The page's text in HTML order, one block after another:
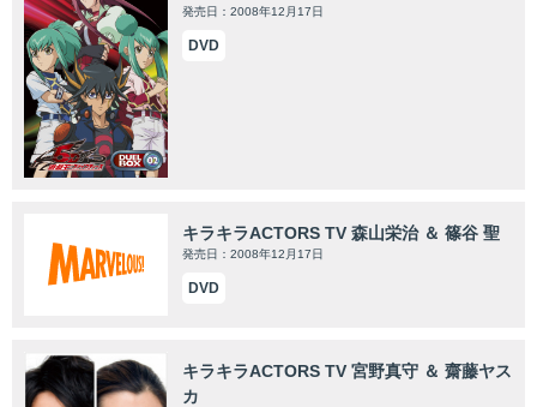
発売日：2008年12月17日
DVD
キラキラACTORS TV 森山栄治 ＆ 篠谷 聖
発売日：2008年12月17日
DVD
キラキラACTORS TV 宮野真守 ＆ 齋藤ヤス
カ